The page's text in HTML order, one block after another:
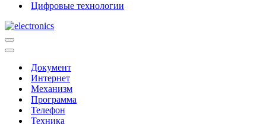
Цифровые технологии
Меню
навигации
Меню
навигацииДокумент
Интернет
Механизм
Программа
Телефон
Техника